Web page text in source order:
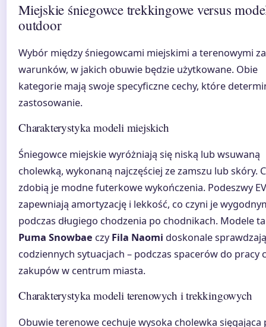
Miejskie śniegowce trekkingowe versus
outdoor
Wybór między śniegowcami miejskimi a terenowymi
warunków, w jakich obuwie będzie użytkowane. Obie
kategorie mają swoje specyficzne cechy, które
zastosowanie.
Charakterystyka modeli miejskich
Śniegowce miejskie wyróżniają się niską lub wsuwaną
cholewką, wykonaną najczęściej ze zamszu lub skóry.
zdobią je modne futerkowe wykończenia. Podeszwy
zapewniają amortyzację i lekkość, co czyni je
podczas długiego chodzenia po chodnikach. Modele
Puma Snowbae czyFila Naomi doskonale
codziennych sytuacjach – podczas spacerów do pracy
zakupów w centrum miasta.
Charakterystyka modeli terenowych i trekkingowych
Obuwie terenowe cechuje wysoka cholewka sięgająca